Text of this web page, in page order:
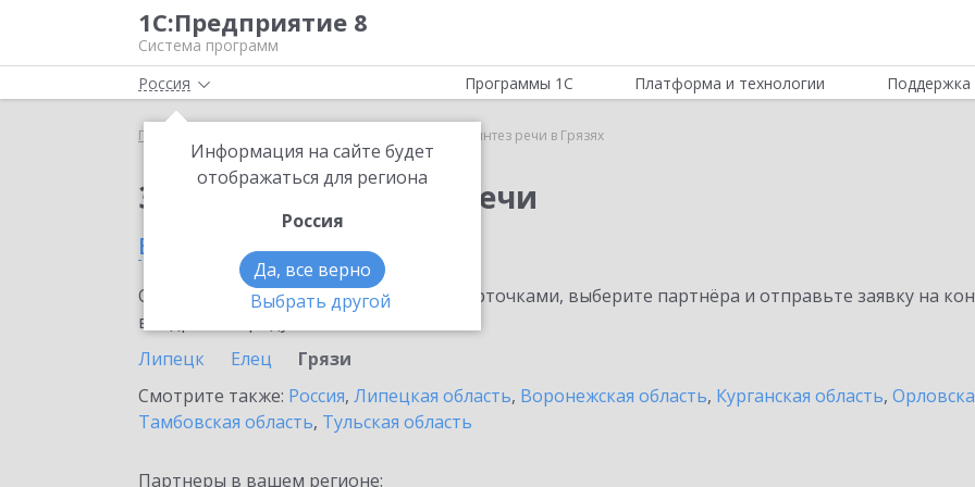
1С:Предприятие 8
Система программ
Россия
Информация на сайте будет
отображаться для региона
Россия
Да, все верно
Выбрать другой
Программы 1С Платформа и технологии Поддержка
Главная 1С:Синтез речи в Грязях
Заказать 1С:Синтез речи
в Грязях
Ознакомьтесь с информационными карточками, выберите партнёра и отправьте заявку на
внедрение продукта.
Липецк
Елец
Грязи
Смотрите также: Россия, Липецкая область, Воронежская область, Курганская область,
Тамбовская область, Тульская область
Партнеры в вашем регионе: